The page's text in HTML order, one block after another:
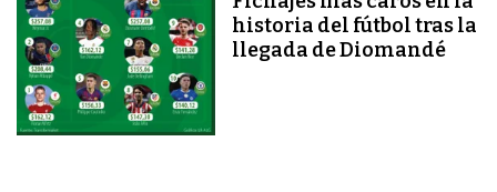
historia del fútbol tras la
llegada de Diomandé